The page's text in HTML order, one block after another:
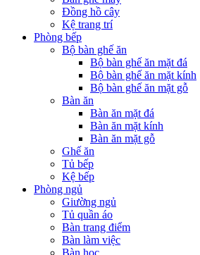
Đồng hồ cây
Kệ trang trí
Phòng bếp
Bộ bàn ghế ăn
Bộ bàn ghế ăn mặt đá
Bộ bàn ghế ăn mặt kính
Bộ bàn ghế ăn mặt gỗ
Bàn ăn
Bàn ăn mặt đá
Bàn ăn mặt kính
Bàn ăn mặt gỗ
Ghế ăn
Tủ bếp
Kệ bếp
Phòng ngủ
Giường ngủ
Tủ quần áo
Bàn trang điểm
Bàn làm việc